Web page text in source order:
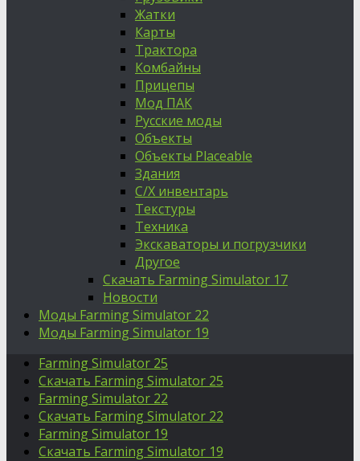
Жатки
Карты
Трактора
Комбайны
Прицепы
Мод ПАК
Русские моды
Объекты
Объекты Placeable
Здания
С/Х инвентарь
Текстуры
Техника
Экскаваторы и погрузчики
Другое
Скачать Farming Simulator 17
Новости
Моды Farming Simulator 22
Моды Farming Simulator 19
Farming Simulator 25
Скачать Farming Simulator 25
Farming Simulator 22
Скачать Farming Simulator 22
Farming Simulator 19
Скачать Farming Simulator 19